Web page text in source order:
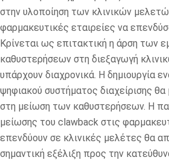
στην υλοποίηση των κλινικών
φαρμακευτικές εταιρείες να
Κρίνεται ως επιτακτική η άρση των
καθυστερήσεων στη διεξαγωγή
υπάρχουν διαχρονικά. Η δημιουργία
ψηφιακού συστήματος διαχείρισης
στη μείωση των καθυστερήσεων. Η
μείωσης του clawback στις
επενδύουν σε κλινικές μελέτες θα
σημαντική εξέλιξη προς την